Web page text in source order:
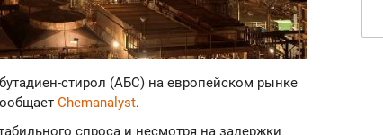
стирол (АБС) на европейском рынке
Chemanalyst.
спроса и несмотря на задержки